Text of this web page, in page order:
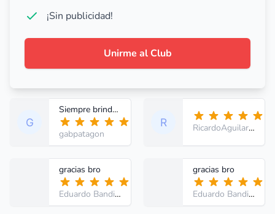
¡Sin publicidad!
Unirme al Club
Siempre brindan documentos de utilidad. Gracias!!
gabpatagon
RicardoAguilarPeverini
gracias bro
Eduardo Bandilla
gracias bro
Eduardo Bandilla